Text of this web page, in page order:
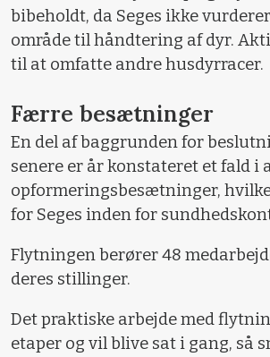
bibeholdt, da Seges ikke
område til håndtering af dyr.
til at omfatte andre husdyrracer.
Færre besætninger
En del af baggrunden for
senere er år konstateret et fald i
opformeringsbesætninger,
for Seges inden for
Flytningen berører 48
deres stillinger.
Det praktiske arbejde med
etaper og vil blive sat i gang, så